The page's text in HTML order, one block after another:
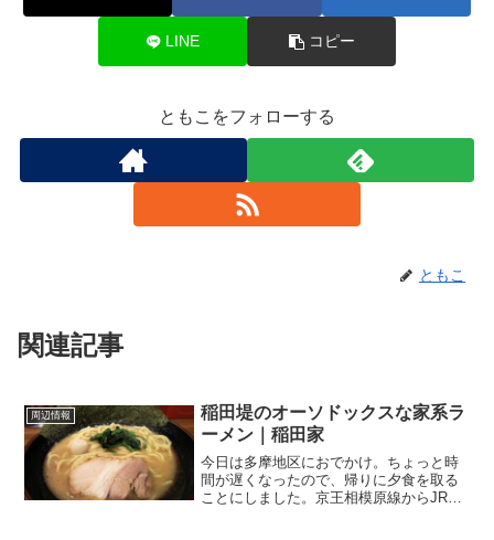
LINE コピー
ともこをフォローする
ともこ
関連記事
周辺情報
稲田堤のオーソドックスな家系ラ
ーメン｜稲田家
今日は多摩地区におでかけ。ちょっと時
間が遅くなったので、帰りに夕食を取る
ことにしました。京王相模原線からJR南